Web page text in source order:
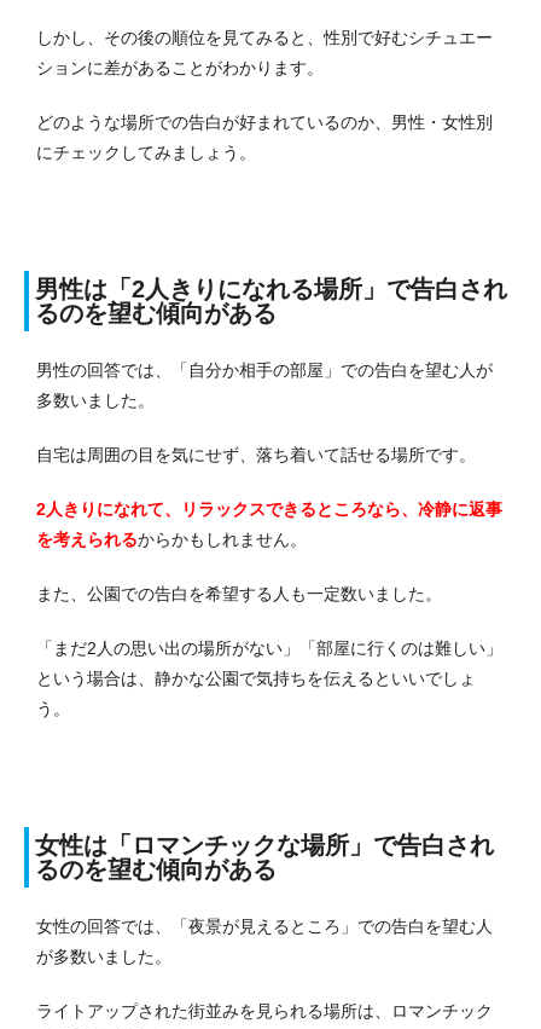
しかし、その後の順位を見てみると、性別で好むシチュエー
ションに差があることがわかります。
どのような場所での告白が好まれているのか、男性・女性別
にチェックしてみましょう。
男性は「2人きりになれる場所」で告白され
るのを望む傾向がある
男性の回答では、「自分か相手の部屋」での告白を望む人が
多数いました。
自宅は周囲の目を気にせず、落ち着いて話せる場所です。
2人きりになれて、リラックスできるところなら、冷静に返事
を考えられるからかもしれません。
また、公園での告白を希望する人も一定数いました。
「まだ2人の思い出の場所がない」「部屋に行くのは難しい」
という場合は、静かな公園で気持ちを伝えるといいでしょ
う。
女性は「ロマンチックな場所」で告白され
るのを望む傾向がある
女性の回答では、「夜景が見えるところ」での告白を望む人
が多数いました。
ライトアップされた街並みを見られる場所は、ロマンチック